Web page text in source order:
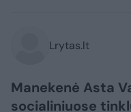
Lrytas.lt
Manekenė Asta
socialiniuose